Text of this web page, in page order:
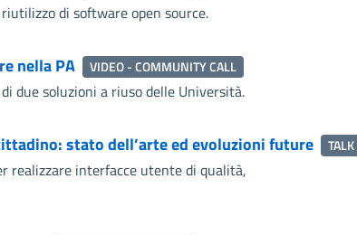
di software open source.
nella PA VIDEO - COMMUNITY CALL
due soluzioni a riuso delle Università.
stato dell’arte ed evoluzioni future TALK
realizzare interfacce utente di qualità,